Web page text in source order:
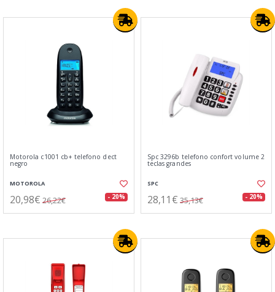
Motorola c1001 cb+ telefono dect
negro
MOTOROLA
20,98€ 26,22€ - 20%
Spc 3296b telefono confort volume 2
teclas grandes
SPC
28,11€ 35,13€ - 20%